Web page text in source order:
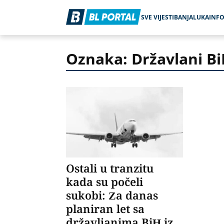
SVE VIJESTIBANJALUKAINFO
Oznaka: Državlani
Ostali u tranzitu
kada su počeli
sukobi: Za danas
planiran let sa